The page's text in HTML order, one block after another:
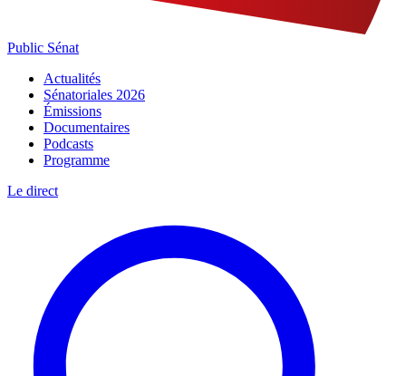
Public Sénat
Actualités
Sénatoriales 2026
Émissions
Documentaires
Podcasts
Programme
Le direct